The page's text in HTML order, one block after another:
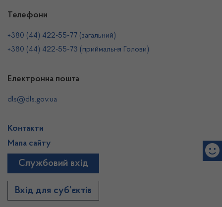
Телефони
+380 (44) 422-55-77 (загальний)
+380 (44) 422-55-73 (приймальня Голови)
Електронна пошта
dls@dls.gov.ua
Контакти
Мапа сайту
Службовий вхід
Вхід для суб’єктів